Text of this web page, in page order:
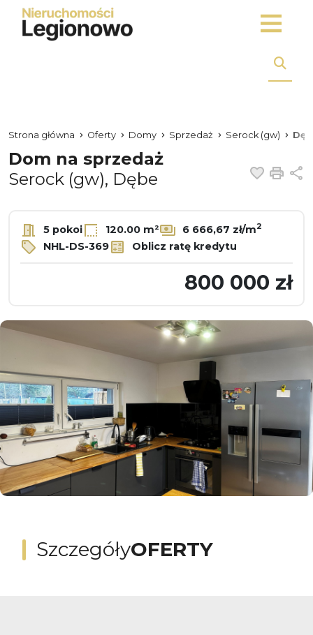
Strona główna Oferty Domy Sprzedaż Serock (gw)
Dom na sprzedaż
Serock (gw), Dębe
Dodaj
5 pokoi 120.00 m² 6 666,67 zł/m2
NHL-DS-369 Oblicz ratę kredytu
800 000 zł
SzczegółyOFERTY